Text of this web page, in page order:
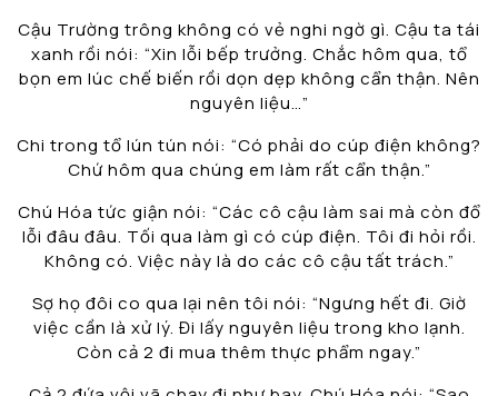
Cậu Trường trông không có vẻ nghi ngờ gì. Cậu ta tái
xanh rồi nói: “Xin lỗi bếp trưởng. Chắc hôm qua, tổ
bọn em lúc chế biến rồi dọn dẹp không cẩn thận. Nên
nguyên liệu…”
Chi trong tổ lún tún nói: “Có phải do cúp điện không?
Chứ hôm qua chúng em làm rất cẩn thận.”
Chú Hóa tức giận nói: “Các cô cậu làm sai mà còn đổ
lỗi đâu đâu. Tối qua làm gì có cúp điện. Tôi đi hỏi rồi.
Không có. Việc này là do các cô cậu tất trách.”
Sợ họ đôi co qua lại nên tôi nói: “Ngưng hết đi. Giờ
việc cần là xử lý. Đi lấy nguyên liệu trong kho lạnh.
Còn cả 2 đi mua thêm thực phẩm ngay.”